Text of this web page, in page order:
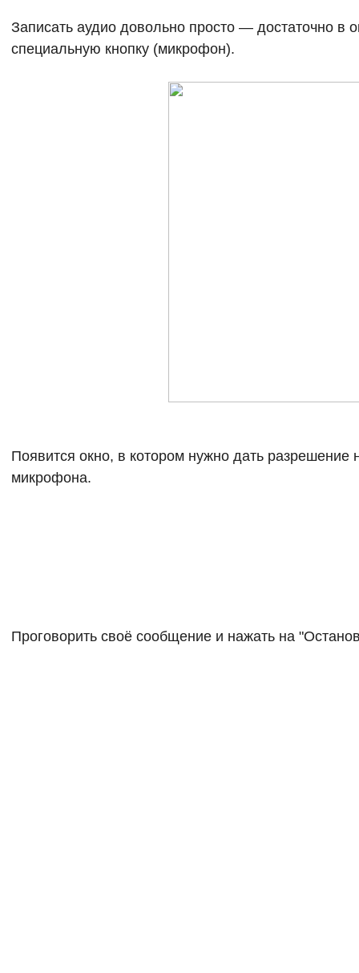
Записать аудио довольно просто — достаточно в
специальную кнопку (микрофон).
Появится окно, в котором нужно дать разрешение
микрофона.
Проговорить своё сообщение и нажать на